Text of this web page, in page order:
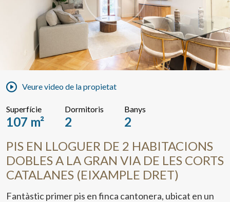
Veure video de la propietat
Superfície
107 m²
Dormitoris
2
Banys
2
PIS EN LLOGUER DE 2 HABITACIONS
DOBLES A LA GRAN VIA DE LES CORTS
CATALANES (EIXAMPLE DRET)
Fantàstic primer pis en finca cantonera, ubicat en un